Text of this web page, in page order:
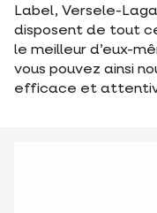
Label, Versele-
disposent de tout
le meilleur d’eux-
vous pouvez ainsi
efficace et